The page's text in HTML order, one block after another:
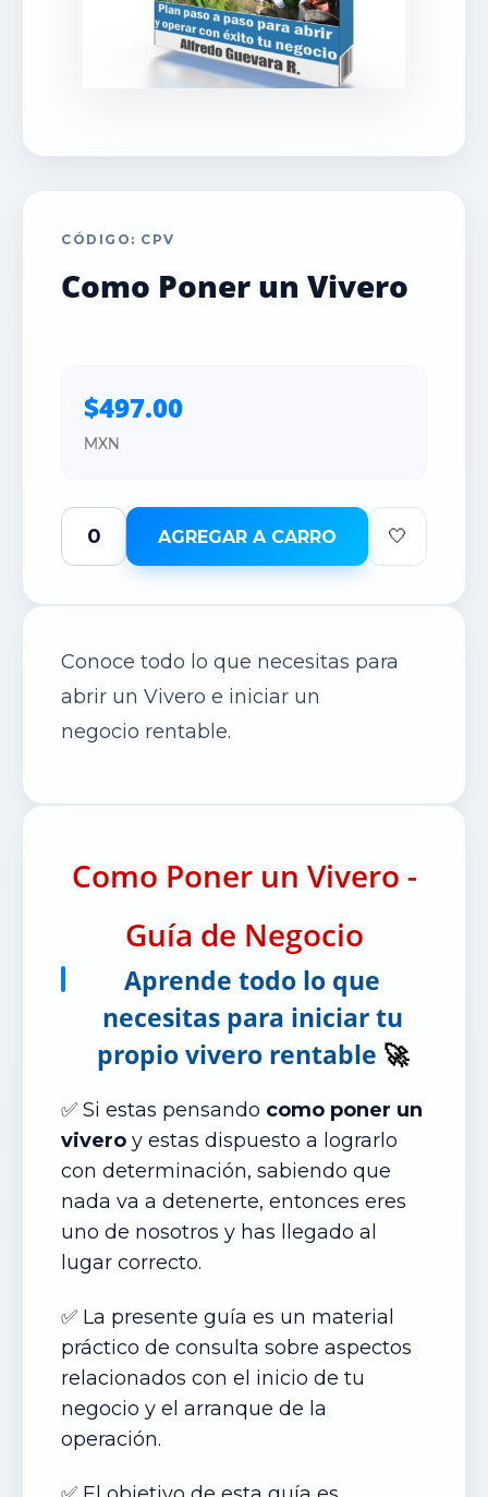
CÓDIGO: CPV
Como Poner un Vivero
$497.00
MXN
AGREGAR A CARRO 🤍
Conoce todo lo que necesitas para
abrir un Vivero e iniciar un
negocio rentable.
Como Poner un Vivero -
Guía de Negocio
Aprende todo lo que
necesitas para iniciar tu
propio vivero rentable 🚀
✅ Si estas pensando como poner un
vivero y estas dispuesto a lograrlo
con determinación, sabiendo que
nada va a detenerte, entonces eres
uno de nosotros y has llegado al
lugar correcto.
✅ La presente guía es un material
práctico de consulta sobre aspectos
relacionados con el inicio de tu
negocio y el arranque de la
operación.